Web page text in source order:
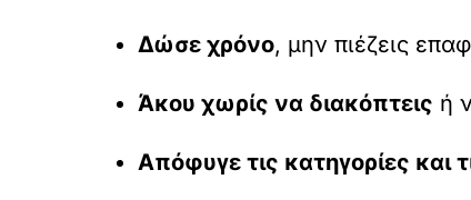
Δώσε χρόνο, μην πιέζεις
Άκου χωρίς να διακόπτεις ή
Απόφυγε τις κατηγορίες και